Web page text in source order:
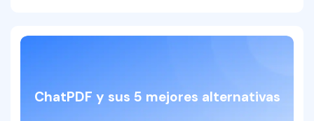
ChatPDF y sus 5 mejores alternativas